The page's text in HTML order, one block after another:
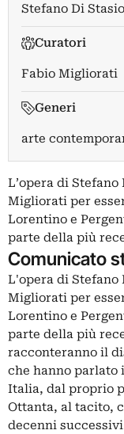
Stefano Di Stasio
Curatori
Fabio Migliorati
Generi
arte
L’opera di
Migliorati per
Lorentino e
parte della più
Comunicato
L'opera di Stefano
Migliorati per
Lorentino e
parte della più
racconteranno il
che hanno
Italia, dal proprio
Ottanta, al tacito,
decenni